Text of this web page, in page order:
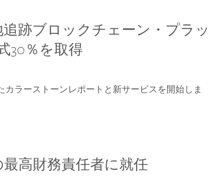
跡ブロックチェーン・プラッ
30％を取得
ラーストーンレポートと新サービスを開始しま
高財務責任者に就任